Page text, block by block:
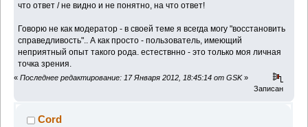
что ответ / не видно и не понятно, на что ответ!
Говорю не как модератор - в своей теме я всегда могу "восстановить
справедливость".. А как просто - пользователь, имеющий
неприятный опыт такого рода. естествнно - это только моя личная
точка зрения.
« Последнее редактирование: 17 Января 2012, 18:45:14 от GSK»
Записан
Cord